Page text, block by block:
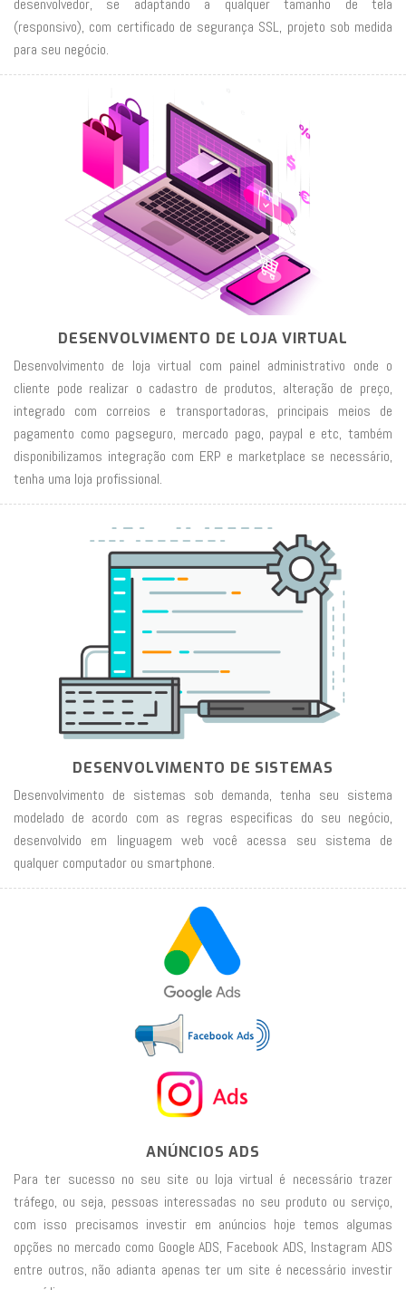
desenvolvedor, se adaptando a qualquer tamanho de tela
(responsivo), com certificado de segurança SSL, projeto sob medida
para seu negócio.
DESENVOLVIMENTO DE LOJA VIRTUAL
Desenvolvimento de loja virtual com painel administrativo onde o
cliente pode realizar o cadastro de produtos, alteração de preço,
integrado com correios e transportadoras, principais meios de
pagamento como pagseguro, mercado pago, paypal e etc, também
disponibilizamos integração com ERP e marketplace se necessário,
tenha uma loja profissional.
DESENVOLVIMENTO DE SISTEMAS
Desenvolvimento de sistemas sob demanda, tenha seu sistema
modelado de acordo com as regras especificas do seu negócio,
desenvolvido em linguagem web você acessa seu sistema de
qualquer computador ou smartphone.
ANÚNCIOS ADS
Para ter sucesso no seu site ou loja virtual é necessário trazer
tráfego, ou seja, pessoas interessadas no seu produto ou serviço,
com isso precisamos investir em anúncios hoje temos algumas
opções no mercado como Google ADS, Facebook ADS, Instagram ADS
entre outros, não adianta apenas ter um site é necessário investir